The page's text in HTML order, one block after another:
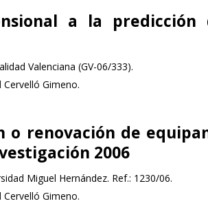
a la predicción
Valenciana (GV-06/333).
Gimeno.
o renovación de
2006
Miguel Hernández. Ref.: 1230/06.
Gimeno.